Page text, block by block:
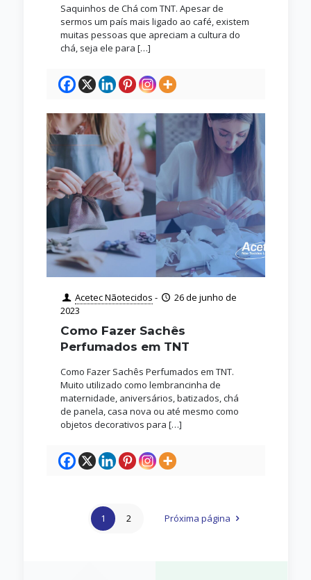
Saquinhos de Chá com TNT. Apesar de
sermos um país mais ligado ao café, existem
muitas pessoas que apreciam a cultura do
chá, seja ele para […]
Acetec Nãotecidos -
26 de junho de
2023
Como Fazer Sachês
Perfumados em TNT
Como Fazer Sachês Perfumados em TNT.
Muito utilizado como lembrancinha de
maternidade, aniversários, batizados, chá
de panela, casa nova ou até mesmo como
objetos decorativos para […]
1 2 Próxima página